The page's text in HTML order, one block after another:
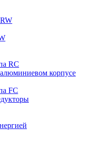
RC
корпусе
FC